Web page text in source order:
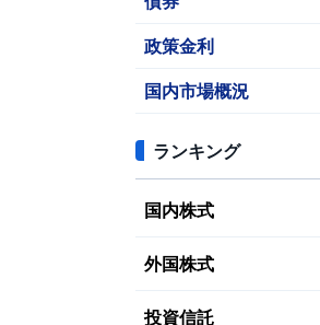
政策金利
国内市場概況
ランキング
国内株式
外国株式
投資信託